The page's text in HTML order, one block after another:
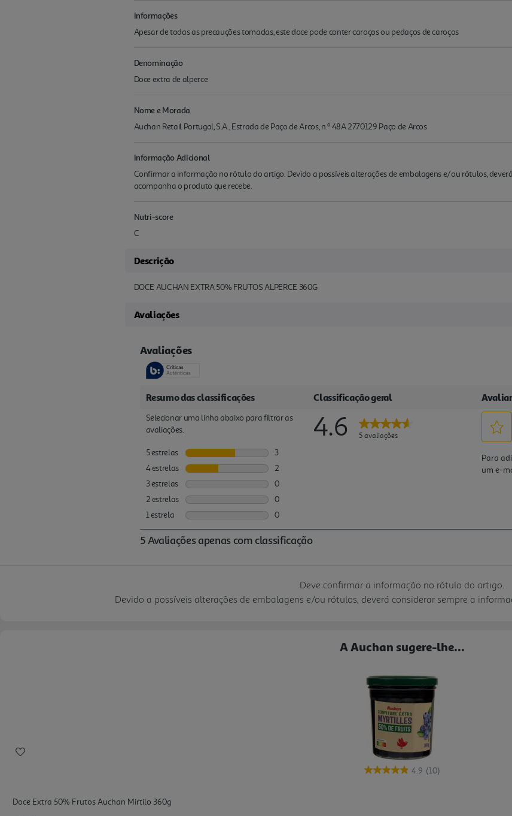
Informações
Apesar de todas as precauções tomadas, este doce pode conter caroços ou pedaços de caroços
Denominação
Doce extra de alperce
Nome e Morada
Auchan Retail Portugal, S.A., Estrada de Paço de Arcos, n.º 48A 2770129 Paço de Arcos
Informação Adicional
Confirmar a informação no rótulo do artigo. Devido a possíveis alterações de embalagens e/ou rótulos,
acompanha o produto que recebe.
Nutri-score
C
Descrição
DOCE AUCHAN EXTRA 50% FRUTOS ALPERCE 360G
Avaliações
Deve confirmar a informação no rótulo do artigo.
Devido a possíveis alterações de embalagens e/ou rótulos, deverá considerar sempre a
A Auchan sugere-lhe...
4.9 (10)
Doce Extra 50% Frutos Auchan Mirtilo 360g